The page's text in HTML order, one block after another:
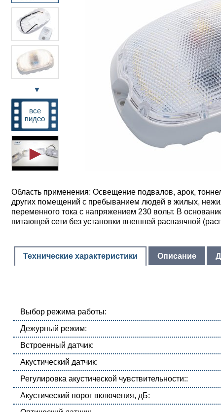
▼
все
видео
Область применения: Освещение подвалов, арок,
других помещений с пребыванием людей в жилых,
переменного тока с напряжением 230 вольт. В
питающей сети без установки внешней распаячной
Технические характеристики Описание
Выбор режима работы:
Дежурный режим:
Встроенный датчик:
Акустический датчик:
Регулировка акустической чувствительности::
Акустический порог включения, дБ: